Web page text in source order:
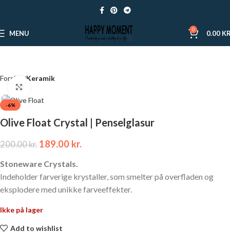
MENU 0 0.00
Forside Keramik
-6%
Olive Float Crystal | Penselglasur
200.00kr. 189.00 kr.
Stoneware Crystals.
Indeholder farverige krystaller, som smelter på overfladen og
eksplodere med unikke farveeffekter.
Ikke på lager
Add to wishlist